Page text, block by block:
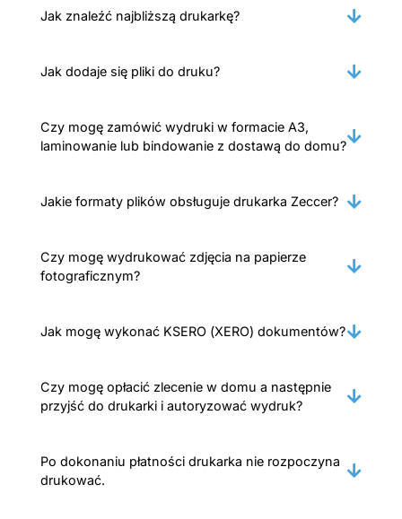
Jak znaleźć najbliższą drukarkę?
Jak dodaje się pliki do druku?
Czy mogę zamówić wydruki w formacie A3,
laminowanie lub bindowanie z dostawą do domu?
Jakie formaty plików obsługuje drukarka Zeccer?
Czy mogę wydrukować zdjęcia na papierze
fotograficznym?
Jak mogę wykonać KSERO (XERO) dokumentów?
Czy mogę opłacić zlecenie w domu a następnie
przyjść do drukarki i autoryzować wydruk?
Po dokonaniu płatności drukarka nie rozpoczyna
drukować.